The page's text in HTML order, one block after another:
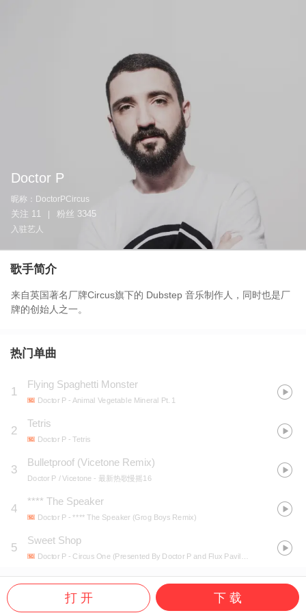
Doctor P
昵称： DoctorPCircus
关注 11 粉丝 3345
入驻艺人
歌手简介
来自英国著名厂牌Circus旗下的 Dubstep 音乐制作人，同时也是厂
牌的创始人之一。
热门单曲
1
Flying Spaghetti Monster
Doctor P - Animal Vegetable Mineral Pt. 1
2
Tetris
Doctor P - Tetris
3
Bulletproof (Vicetone Remix)
Doctor P / Vicetone - 最新热歌慢摇16
4
**** The Speaker
Doctor P - **** The Speaker (Grog Boys Remix)
5
Sweet Shop
Doctor P - Circus One (Presented By Doctor P and Flux Pavilion)
打 开 下 载